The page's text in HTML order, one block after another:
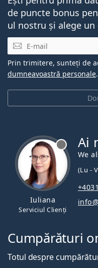
de puncte bonus
ul nostru și alege
E-mail
Prin trimitere, sunteți de
dumneavoastră personale.
Iuliana
Serviciul Clienți
Ai
We
(Lu -
Cumpărături
Totul despre